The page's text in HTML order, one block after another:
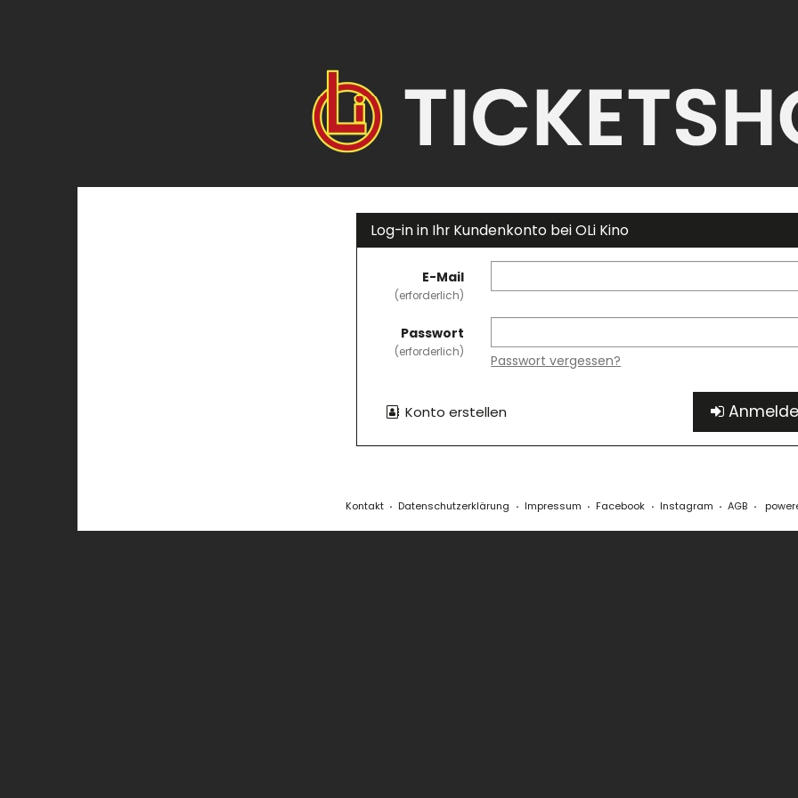
Log-in in Ihr Kundenkonto bei OLi Kino
E-Mail
erforderlich
Passwort
erforderlich Passwort vergessen?
Konto erstellen
Kontakt Datenschutzerklärung Impressum Facebook Instagram AGB